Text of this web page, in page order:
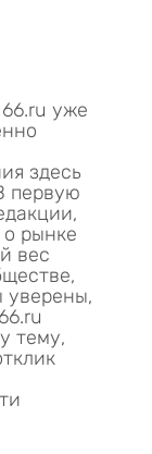
уже
здесь
первую
рынке
вес
уверены,
тему,